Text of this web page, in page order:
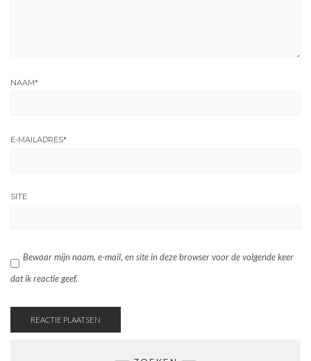
NAAM*
E-MAILADRES*
SITE
Bewaar mijn naam, e-mail, en site in deze browser voor de volgende keer
dat ik reactie geef.